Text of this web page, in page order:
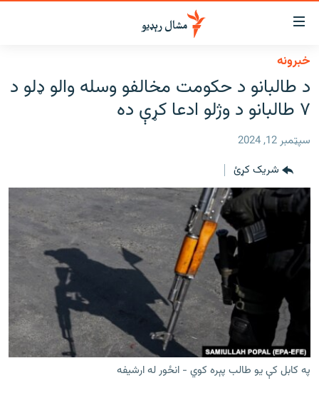
د
لاسرسي
ځای
عمومي
پاڼې
ته
عمومي
کورپاڼې
ته
لاړ
شئ
لنډ خبرونه
بلوچستان
پاکستان
افغانستان
ځانګړې مرکې، شننې
اوونیزې خپرونې
Gandhara
خبرونه
د طالبانو د حکومت مخالفو وسله والو ډلو د
۷ طالبانو د وژلو ادعا کړې ده
سپټمبر 12, 2024
شریک کړئ
په کابل کې يو طالب پېره کوي - انځور له ارشیفه